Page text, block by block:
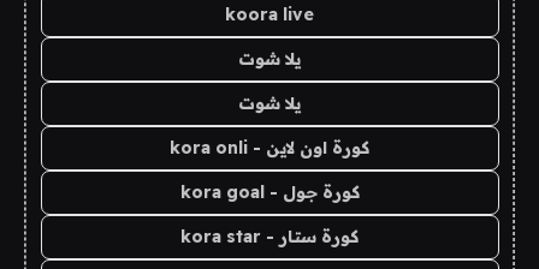
koora live
يلا شوت
يلا شوت
كورة اون لاين - kora onli
كورة جول - kora goal
كورة ستار - kora star